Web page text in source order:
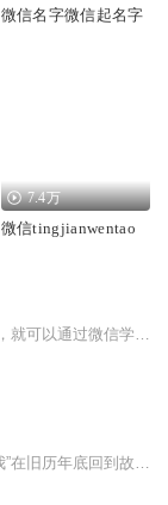
微信名字微信起名字
7.4万
微信tingjianwentao